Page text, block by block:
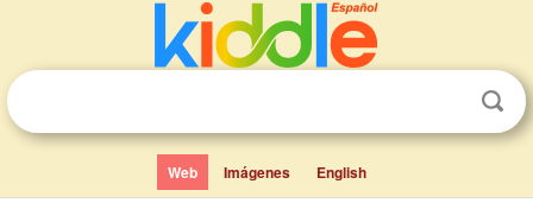
Web Imágenes English